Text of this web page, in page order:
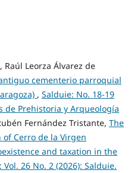
Raúl Leorza Álvarez de
cementerio parroquial
, Salduie: No. 18-19
de Prehistoria y Arqueología
Fernández Tristante, The
Cerro de la Virgen
and taxation in the
Vol. 26 No. 2 (2026): Salduie.